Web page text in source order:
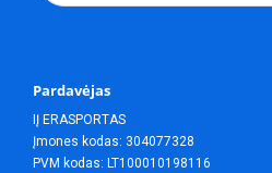
Pardavėjas
IĮ ERASPORTAS
Įmones kodas: 304077328
PVM kodas: LT100010198116